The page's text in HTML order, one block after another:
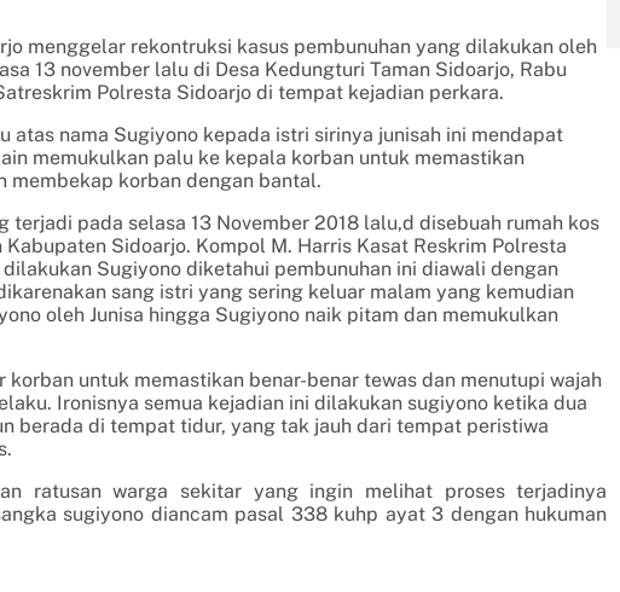
menggelar rekontruksi kasus pembunuhan yang dilakukan oleh
13 november lalu di Desa Kedungturi Taman Sidoarjo, Rabu
Polresta Sidoarjo di tempat kejadian perkara.
atas nama Sugiyono kepada istri sirinya junisah ini mendapat
memukulkan palu ke kepala korban untuk memastikan
membekap korban dengan bantal.
terjadi pada selasa 13 November 2018 lalu,d disebuah rumah kos
Sidoarjo. Kompol M. Harris Kasat Reskrim Polresta
Sugiyono diketahui pembunuhan ini diawali dengan
sang istri yang sering keluar malam yang kemudian
oleh Junisa hingga Sugiyono naik pitam dan memukulkan
untuk memastikan benar-benar tewas dan menutupi wajah
Ironisnya semua kejadian ini dilakukan sugiyono ketika dua
berada di tempat tidur, yang tak jauh dari tempat peristiwa
ratusan warga sekitar yang ingin melihat proses terjadinya
sugiyono diancam pasal 338 kuhp ayat 3 dengan hukuman